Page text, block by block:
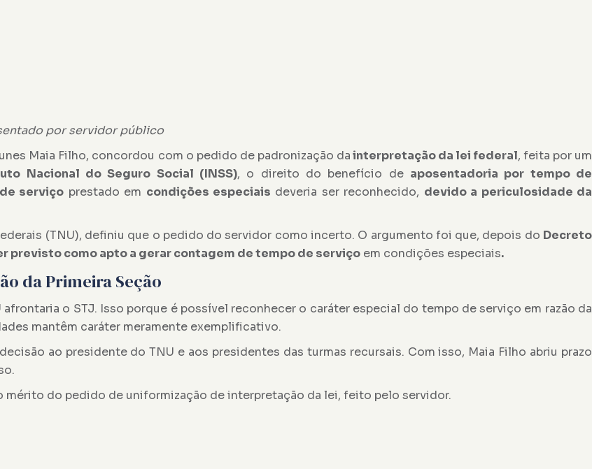
por servidor público
Maia Filho, concordou com o pedido de padronização dainterpretação da lei federal, feita por um
Nacional do Seguro Social (INSS), o direito do benefício de aposentadoria por tempo de
serviço prestado em condições especiais deveria ser reconhecido, devido a periculosidade da
(TNU), definiu que o pedido do servidor como incerto. O argumento foi que, depois do Decreto
previsto como apto a gerar contagem de tempo de serviço em condições especiais.
da Primeira Seção
o STJ. Isso porque é possível reconhecer o caráter especial do tempo de serviço em razão da
mantêm caráter meramente exemplificativo.
ao presidente do TNU e aos presidentes das turmas recursais. Com isso, Maia Filho abriu prazo
do pedido de uniformização de interpretação da lei, feito pelo servidor.